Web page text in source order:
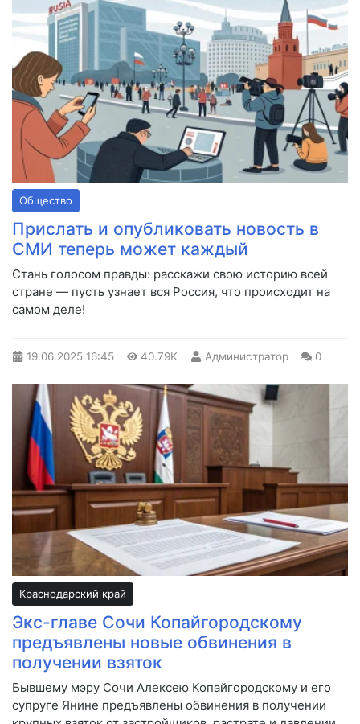
Общество
Прислать и опубликовать новость в
СМИ теперь может каждый
Стань голосом правды: расскажи свою историю всей
стране — пусть узнает вся Россия, что происходит на
самом деле!
19.06.2025 16:45 40.79K Администратор 0
Краснодарский край
Экс-главе Сочи Копайгородскому
предъявлены новые обвинения в
получении взяток
Бывшему мэру Сочи Алексею Копайгородскому и его
супруге Янине предъявлены обвинения в получении